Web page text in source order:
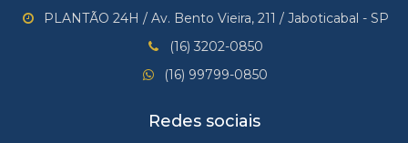
PLANTÃO 24H / Av. Bento Vieira, 211 / Jaboticabal - SP
(16) 3202-0850
(16) 99799-0850
Redes sociais